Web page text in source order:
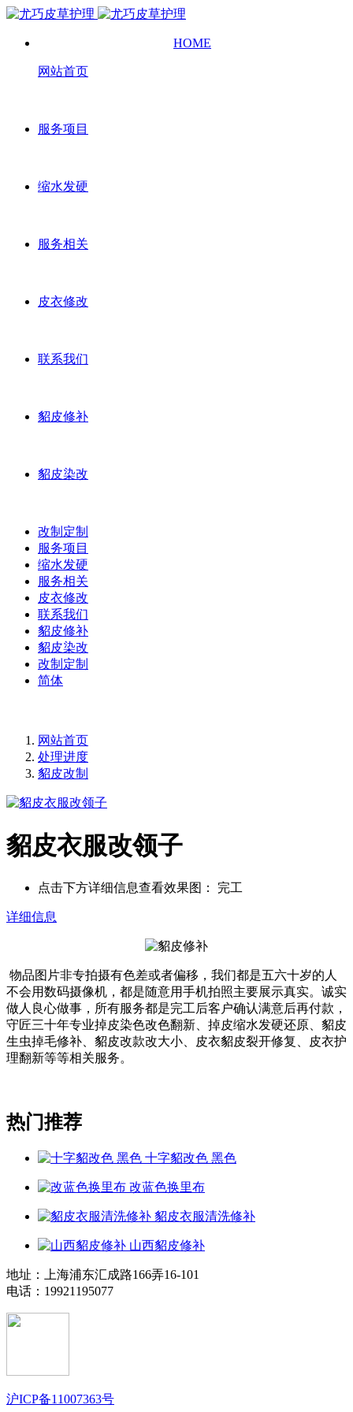
HOME
网站首页
服务项目
缩水发硬
服务相关
皮衣修改
联系我们
貂皮修补
貂皮染改
改制定制
服务项目
缩水发硬
服务相关
皮衣修改
联系我们
貂皮修补
貂皮染改
改制定制
简体
网站首页
处理进度
貂皮改制
貂皮衣服改领子
点击下方详细信息查看效果图： 完工
详细信息
物品图片非专拍摄有色差或者偏移，我们都是五六十岁的人
不会用数码摄像机，都是随意用手机拍照主要展示真实。诚实
做人良心做事，所有服务都是完工后客户确认满意后再付款，
守匠三十年专业掉皮染色改色翻新、掉皮缩水发硬还原、貂皮
生虫掉毛修补、貂皮改款改大小、皮衣貂皮裂开修复、皮衣护
理翻新等等相关服务。
热门推荐
十字貂改色 黑色
改蓝色换里布
貂皮衣服清洗修补
山西貂皮修补
地址：上海浦东汇成路166弄16-101
电话：19921195077
沪ICP备11007363号